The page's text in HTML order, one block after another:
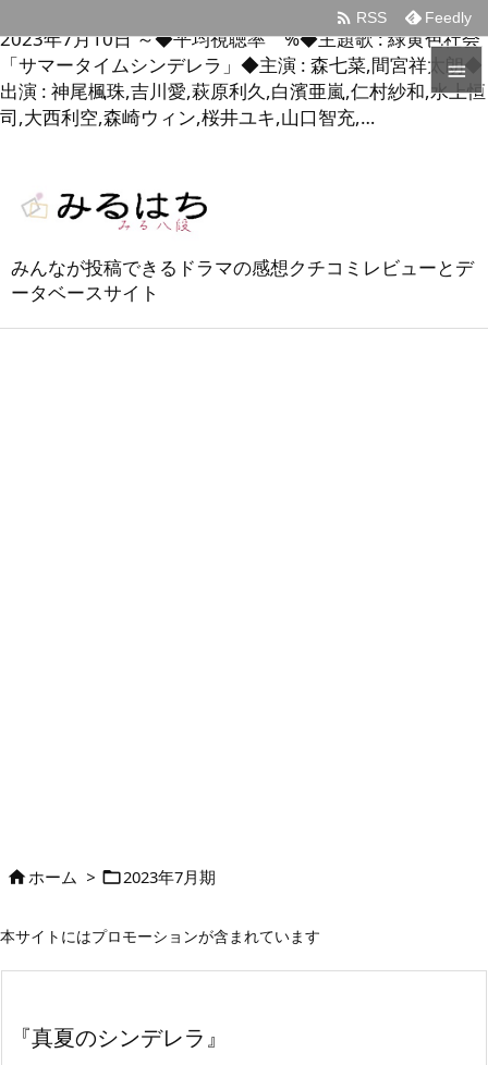
月9『真夏のシンデレラ』感想投稿ページ◆放送期間 :
2023年7月10日 ～◆平均視聴率 %◆主題歌 : 緑黄色社会
「サマータイムシンデレラ」◆主演 : 森七菜,間宮祥太朗◆
出演 : 神尾楓珠,吉川愛,萩原利久,白濱亜嵐,仁村紗和,水上恒
司,大西利空,森崎ウィン,桜井ユキ,山口智充,…
みんなが投稿できるドラマの感想クチコミレビューとデ
ータベースサイト

前へ
次へ
 RSS Feedly
ホーム > 2023年7月期
本サイトにはプロモーションが含まれています
『真夏のシンデレラ』